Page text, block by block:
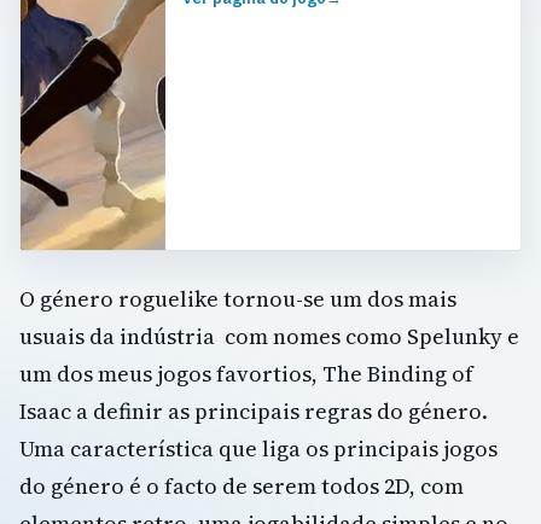
O género roguelike tornou-se um dos mais
usuais da indústria com nomes como Spelunky e
um dos meus jogos favortios, The Binding of
Isaac a definir as principais regras do género.
Uma característica que liga os principais jogos
do género é o facto de serem todos 2D, com